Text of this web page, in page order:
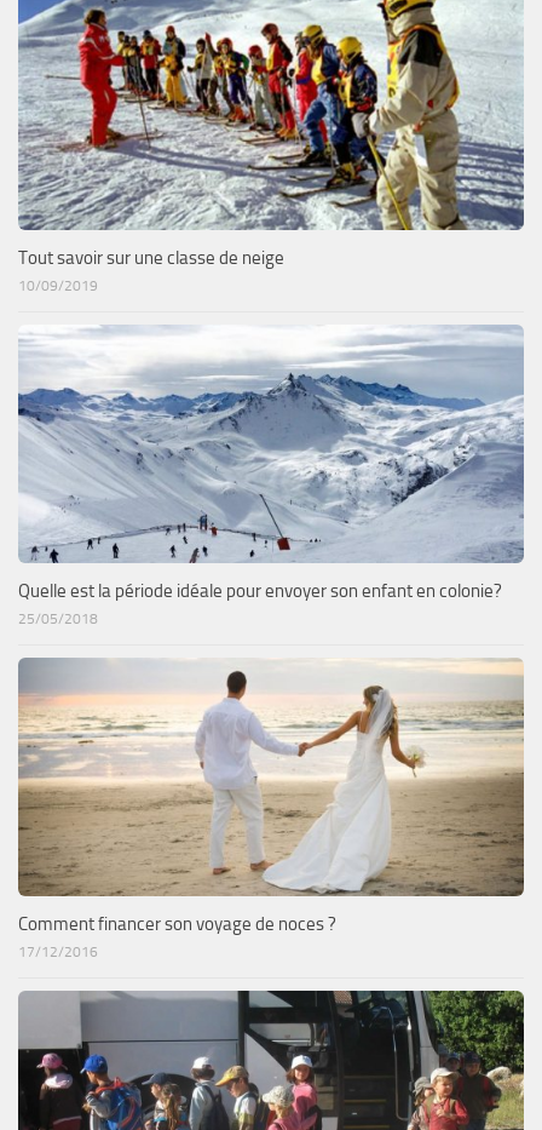
Tout savoir sur une classe de neige
10/09/2019
Quelle est la période idéale pour envoyer son enfant en colonie?
25/05/2018
Comment financer son voyage de noces ?
17/12/2016